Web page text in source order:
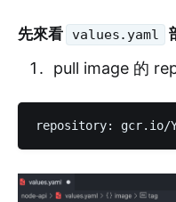
先來看 values.yaml
pull image 的
repository: gcr.io/